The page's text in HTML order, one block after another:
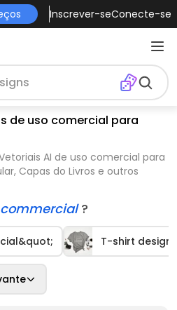
Inscrever-seConecte-se
de uso comercial para
AI de uso comercial para
Capas do Livros e outros
?
T-shirt designs